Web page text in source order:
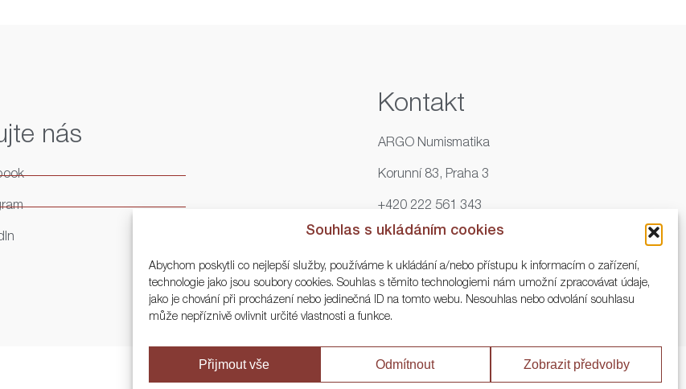
Souhlas s ukládáním cookies
Abychom poskytli co nejlepší služby, používáme k ukládání a/nebo přístupu k informacím o zařízení,
technologie jako jsou soubory cookies. Souhlas s těmito technologiemi nám umožní zpracovávat údaje,
jako je chování při procházení nebo jedinečná ID na tomto webu. Nesouhlas nebo odvolání souhlasu
může nepříznivě ovlivnit určité vlastnosti a funkce.
Přijmout vše Odmítnout Zobrazit předvolby
nás
Kontakt
ARGO Numismatika
Korunní 83, Praha 3
+420 222 561 343
+420 773 025 117
info@numisargo.com